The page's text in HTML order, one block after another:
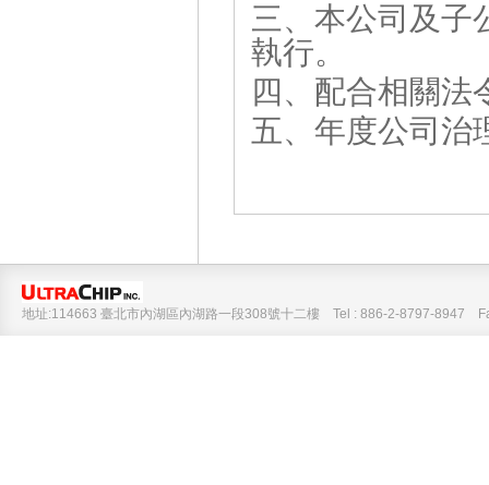
三、本公司及子
執行。
四、配合相關法
五、年度公司治
地址:114663 臺北市內湖區內湖路一段308號十二樓 Tel : 886-2-8797-8947